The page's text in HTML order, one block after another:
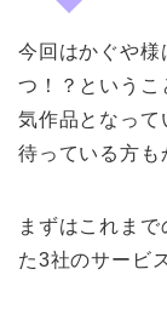
今回はかぐや様
つ！？というこ
気作品となって
待っている方も
まずはこれま
た3社のサービ